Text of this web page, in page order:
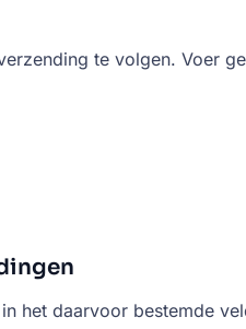
te volgen. Voer
het daarvoor bestemde